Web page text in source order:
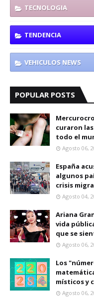
TECNOLOGIA
TENDENCIA
VEHICULOS NEWS
POPULAR POSTS
curaron
todo el
Agosto 06,
España
algunos
crisis
Agosto 04,
Ariana
vida
que se
Agosto 06,
Los
místicos y
Agosto 06,